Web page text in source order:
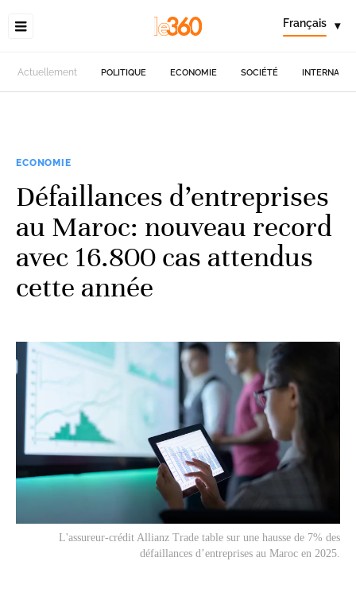
Français ▾
Actuellement POLITIQUE ECONOMIE SOCIÉTÉ
ECONOMIE
Défaillances d’entreprises
au Maroc: nouveau record
avec 16.800 cas attendus
cette année
L'assureur-crédit Allianz Trade table sur une hausse de 7% des
défaillances d’entreprises au Maroc en 2025.